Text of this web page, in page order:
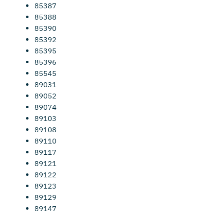
85387
85388
85390
85392
85395
85396
85545
89031
89052
89074
89103
89108
89110
89117
89121
89122
89123
89129
89147